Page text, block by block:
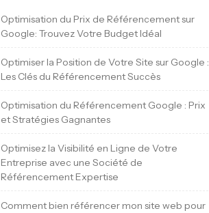
Optimisation du Prix de Référencement sur
Google: Trouvez Votre Budget Idéal
Optimiser la Position de Votre Site sur Google :
Les Clés du Référencement Succès
Optimisation du Référencement Google : Prix
et Stratégies Gagnantes
Optimisez la Visibilité en Ligne de Votre
Entreprise avec une Société de
Référencement Expertise
Comment bien référencer mon site web pour